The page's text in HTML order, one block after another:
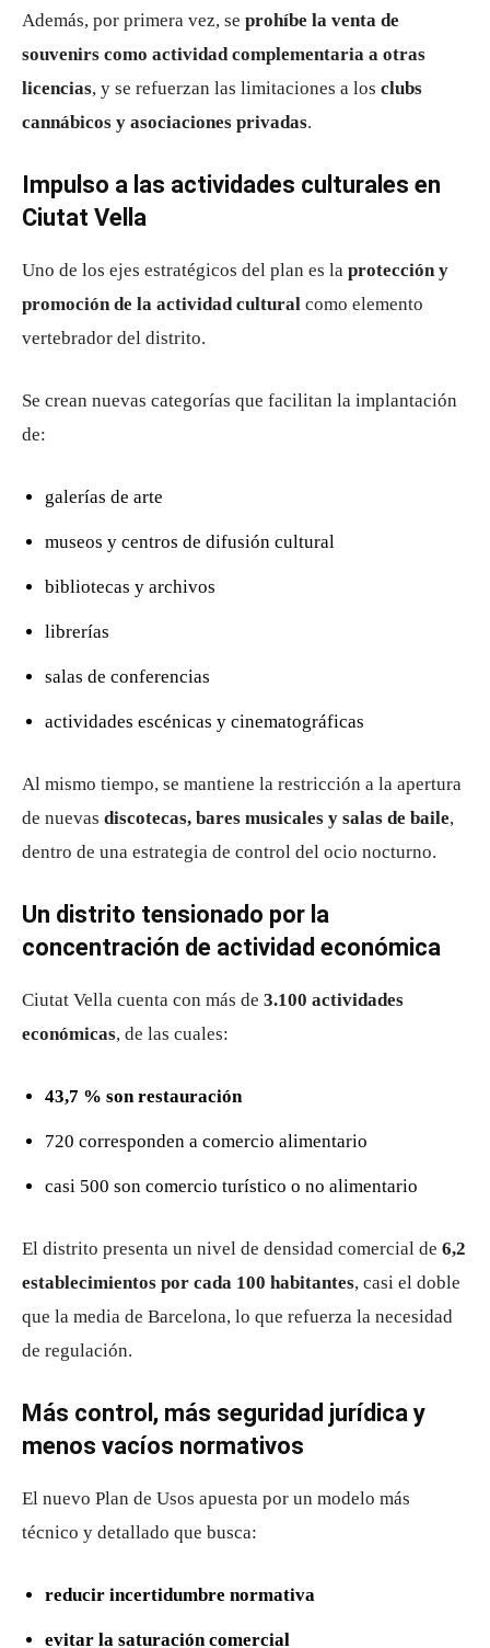
Además, por primera vez, se prohíbe la venta de
souvenirs como actividad complementaria a otras
licencias, y se refuerzan las limitaciones a los clubs
cannábicos y asociaciones privadas.
Impulso a las actividades culturales en
Ciutat Vella
Uno de los ejes estratégicos del plan es la protección y
promoción de la actividad cultural como elemento
vertebrador del distrito.
Se crean nuevas categorías que facilitan la implantación
de:
galerías de arte
museos y centros de difusión cultural
bibliotecas y archivos
librerías
salas de conferencias
actividades escénicas y cinematográficas
Al mismo tiempo, se mantiene la restricción a la apertura
de nuevas discotecas, bares musicales y salas de baile,
dentro de una estrategia de control del ocio nocturno.
Un distrito tensionado por la
concentración de actividad económica
Ciutat Vella cuenta con más de 3.100 actividades
económicas, de las cuales:
43,7 % son restauración
720 corresponden a comercio alimentario
casi 500 son comercio turístico o no alimentario
El distrito presenta un nivel de densidad comercial de 6,2
establecimientos por cada 100 habitantes, casi el doble
que la media de Barcelona, lo que refuerza la necesidad
de regulación.
Más control, más seguridad jurídica y
menos vacíos normativos
El nuevo Plan de Usos apuesta por un modelo más
técnico y detallado que busca:
reducir incertidumbre normativa
evitar la saturación comercial